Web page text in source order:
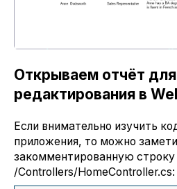
Открываем отчёт для
редактирования в
Если внимательно изучить
приложения, то можно
закомментированную строку
/Controllers/HomeController.cs: